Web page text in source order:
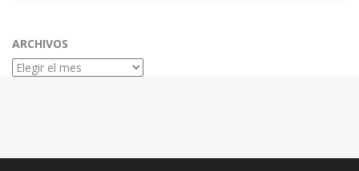
ARCHIVOS
Archivos